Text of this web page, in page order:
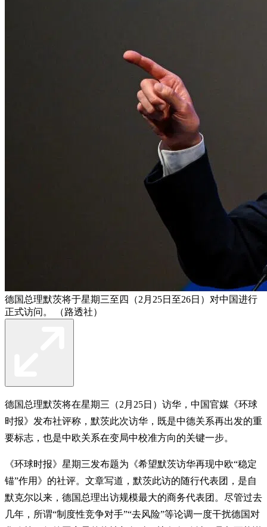
德国总理默茨将于星期三至四（2月25日至26日）对中国进行
正式访问。 （路透社）
德国总理默茨将在星期三（2月25日）访华，中国官媒《环球
时报》发布社评称，默茨此次访华，既是中德关系再出发的重
要标志，也是中欧关系在变局中校准方向的关键一步。
《环球时报》星期三发布题为《希望默茨访华再现中欧“稳定
锚”作用》的社评。文章写道，默茨此访的随行代表团，是自
默克尔以来，德国总理出访规模最大的商务代表团。尽管过去
几年，所谓“制度性竞争对手”“去风险”等论调一度干扰德国对